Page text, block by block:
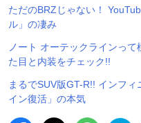
ただのBRZじゃない！
ル」の凄み
ノート オーテックラインっ
た目と内装をチェック!!
まるでSUV版GT-R!! インフ
イン復活」の本気